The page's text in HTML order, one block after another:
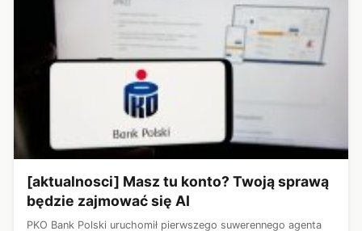
[aktualnosci] Masz tu konto? Twoją sprawą
będzie zajmować się AI
PKO Bank Polski uruchomił pierwszego suwerennego agenta